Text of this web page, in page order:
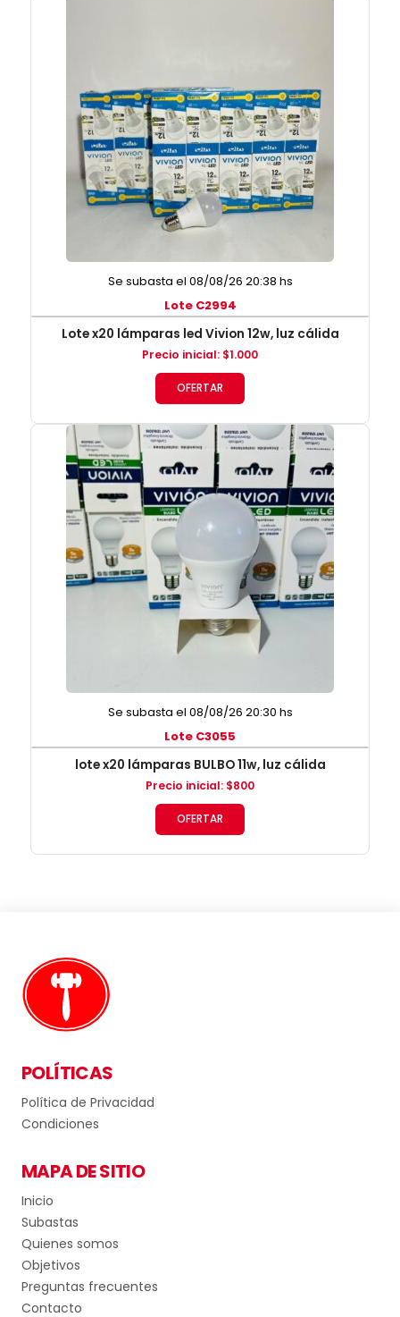
Se subasta el 08/08/26 20:38 hs
Lote C2994
Lote x20 lámparas led Vivion 12w, luz cálida
Precio inicial: $1.000
OFERTAR
Se subasta el 08/08/26 20:30 hs
Lote C3055
lote x20 lámparas BULBO 11w, luz cálida
Precio inicial: $800
OFERTAR
POLÍTICAS
Política de Privacidad
Condiciones
MAPA DE SITIO
Inicio
Subastas
Quienes somos
Objetivos
Preguntas frecuentes
Contacto